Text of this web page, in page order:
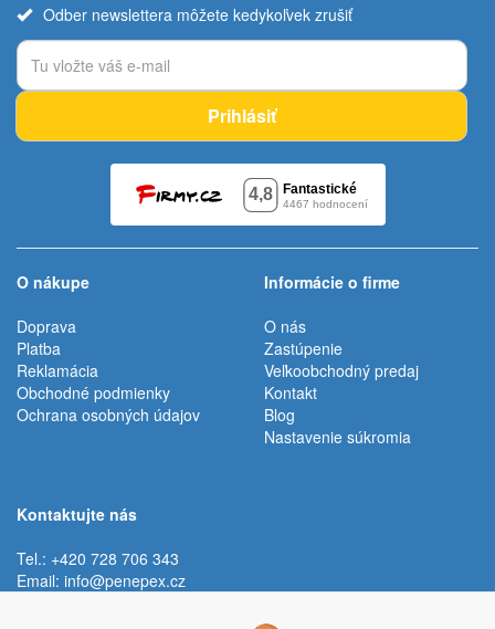
Odber newslettera môžete kedykoľvek zrušiť
Prihlásiť
O nákupe
Doprava
Platba
Reklamácia
Obchodné podmienky
Ochrana osobných údajov
Informácie o firme
O nás
Zastúpenie
Veľkoobchodný predaj
Kontakt
Blog
Nastavenie súkromia
Kontaktujte nás
Tel.: +420 728 706 343
Email: info@penepex.cz